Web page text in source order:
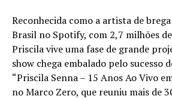
Reconhecida como a artista de
Brasil no Spotify, com 2,7 milhões
Priscila vive uma fase de grande
show chega embalado pelo sucesso
“Priscila Senna – 15 Anos Ao Vivo
no Marco Zero, que reuniu mais de